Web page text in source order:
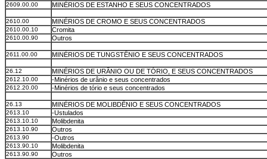
2609.00.00 MINÉRIOS DE ESTANHO E SEUS CONCENTRADOS
2610.00 MINÉRIOS DE CROMO E SEUS CONCENTRADOS
2610.00.10 Cromita
2610.00.90 Outros
2611.00.00 MINÉRIOS DE TUNGSTÊNIO E SEUS CONCENTRADOS
26.12 MINÉRIOS DE URÂNIO OU DE TÓRIO, E SEUS CONCENTRADOS
2612.10.00 -Minérios de urânio e seus concentrados
2612.20.00 -Minérios de tório e seus concentrados
26.13 MINÉRIOS DE MOLIBDÊNIO E SEUS CONCENTRADOS
2613.10 -Ustulados
2613.10.10 Molibdenita
2613.10.90 Outros
2613.90 -Outros
2613.90.10 Molibdenita
2613.90.90 Outros